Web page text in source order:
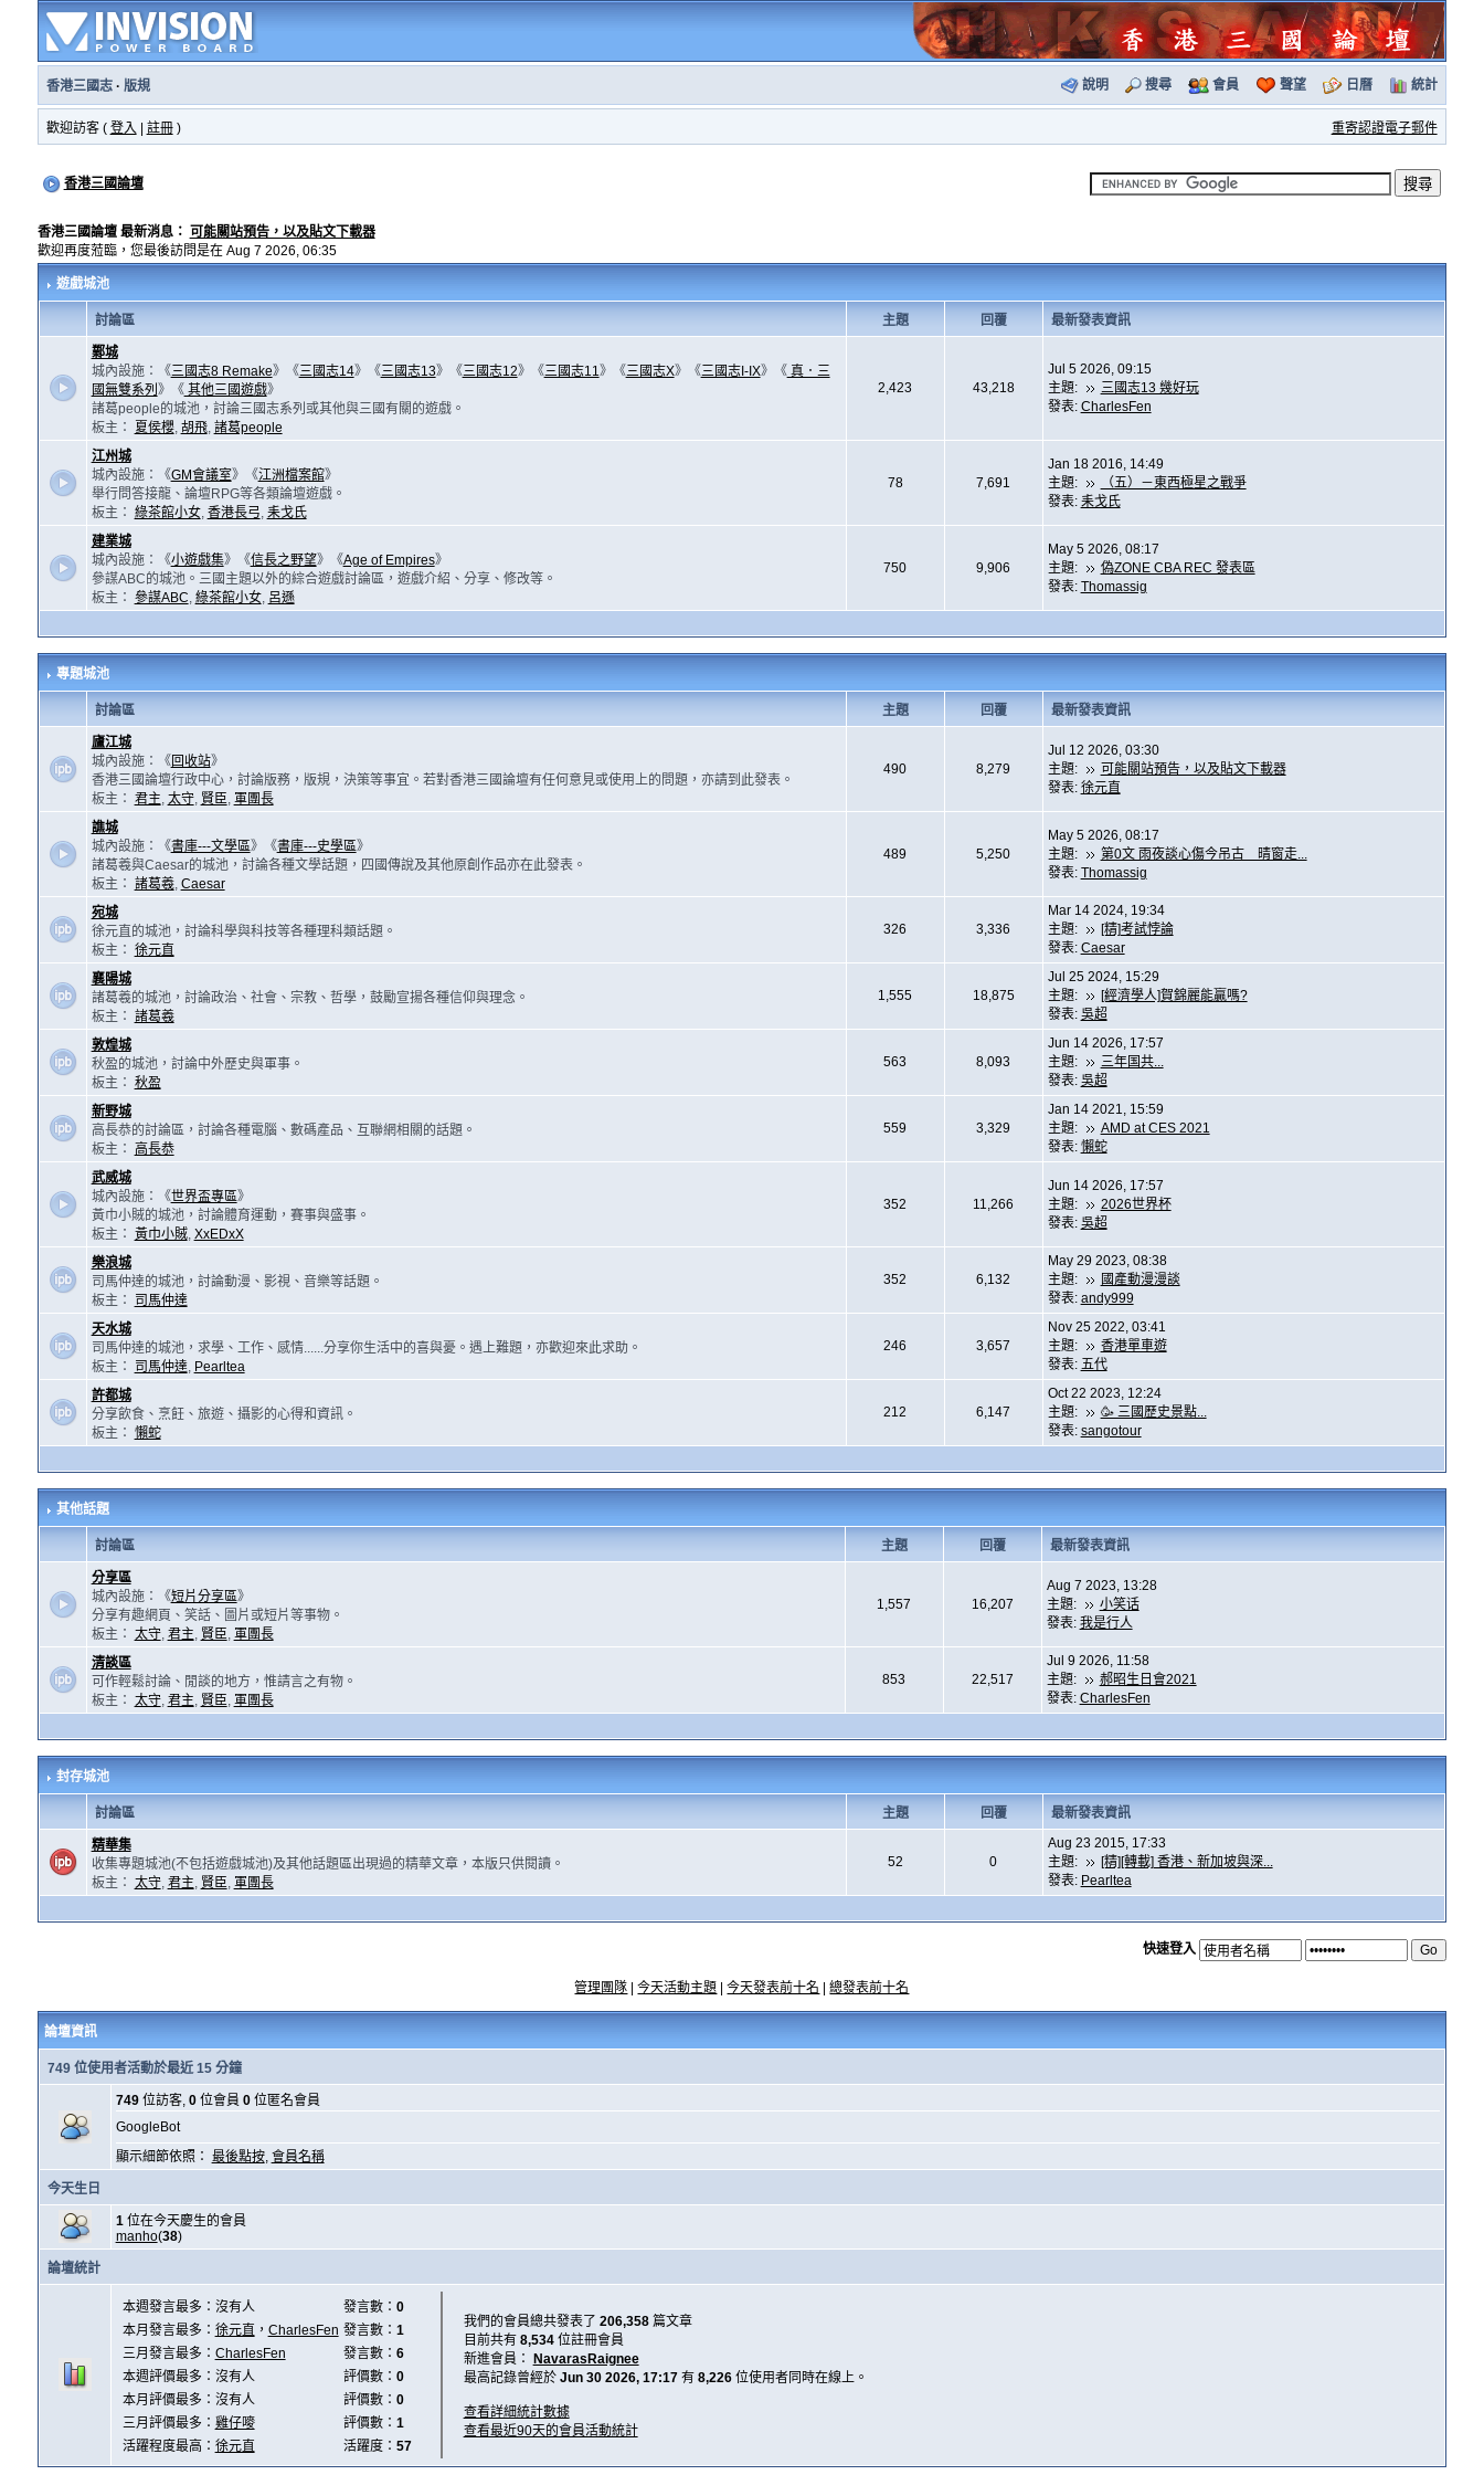
香港三國志· 版規 說明 搜尋 會員 聲望 日曆 統計
歡迎訪客 ( 登入 註冊) 重寄認證電子郵件
香港三國論壇
香港三國論壇 最新消息： 可能關站預告，以及貼文下載器
歡迎再度蒞臨，您最後訪問是在 Aug 7 2026, 06:35
遊戲城池
討論區 主題 回覆 最新發表資訊
鄴城
城內設施：《三國志8 Remake》《三國志14》《三國志13》《三國志12》《三國志11》《三國志X》《三國志I-IX》《真．三
國無雙系列 》《其他三國遊戲》
諸葛people的城池，討論三國志系列或其他與三國有關的遊戲。
板主：
夏侯櫻, 胡飛, 諸葛people
2,423 43,218
Jul 5 2026, 09:15
主題:
三國志13 幾好玩
發表: CharlesFen
江州城
城內設施：《GM會議室》《江洲檔案館》
舉行問答接龍、論壇RPG等各類論壇遊戲。
板主： 綠茶館小女, 香港長弓, 耒戈氏
78 7,691
Jan 18 2016, 14:49
主題:
（五）－東西極星之戰爭
發表: 耒戈氏
建業城
城內設施：《小遊戲集》《信長之野望》《Age of Empires》
參謀ABC的城池。三國主題以外的綜合遊戲討論區，遊戲介紹、分享、修改等。
板主： 參謀ABC, 綠茶館小女, 呂遜
750 9,906
May 5 2026, 08:17
主題:
偽ZONE CBA REC 發表區
發表: Thomassig
專題城池
討論區 主題 回覆 最新發表資訊
廬江城
城內設施：《回收站》
香港三國論壇行政中心，討論版務，版規，決策等事宜。若對香港三國論壇有任何意見或使用上的問題，亦請到此發表。
板主： 君主, 太守, 賢臣, 軍團長
490 8,279
Jul 12 2026, 03:30
主題:
可能關站預告，以及貼文下載器
發表: 徐元直
譙城
城內設施：《書庫---文學區》《書庫---史學區》
諸葛羲與Caesar的城池，討論各種文學話題，四國傳說及其他原創作品亦在此發表。
板主： 諸葛羲, Caesar
489 5,250
May 5 2026, 08:17
主題:
第0文 雨夜談心傷今吊古 晴窗走...
發表: Thomassig
宛城
徐元直的城池，討論科學與科技等各種理科類話題。
板主： 徐元直
326 3,336
Mar 14 2024, 19:34
主題:
[精]考試悖論
發表: Caesar
襄陽城
諸葛羲的城池，討論政治、社會、宗教、哲學，鼓勵宣揚各種信仰與理念。
板主： 諸葛羲
1,555 18,875
Jul 25 2024, 15:29
主題:
[經濟學人]賀錦麗能贏嗎?
發表: 吳超
敦煌城
秋盈的城池，討論中外歷史與軍事。
板主： 秋盈
563 8,093
Jun 14 2026, 17:57
主題:
三年国共...
發表: 吳超
新野城
高長恭的討論區，討論各種電腦、數碼產品、互聯網相關的話題。
板主：
高長恭
559 3,329
Jan 14 2021, 15:59
主題:
AMD at CES 2021
發表: 懶蛇
武威城
城內設施：《世界盃專區》
黃巾小賊的城池，討論體育運動，賽事與盛事。
板主： 黃巾小賊, XxEDxX
352 11,266
Jun 14 2026, 17:57
主題:
2026世界杯
發表: 吳超
樂浪城
司馬仲達的城池，討論動漫、影視、音樂等話題。
板主：
司馬仲達
352 6,132
May 29 2023, 08:38
主題:
國產動漫漫談
發表: andy999
天水城
司馬仲達的城池，求學、工作、感情......分享你生活中的喜與憂。遇上難題，亦歡迎來此求助。
板主：
司馬仲達, Pearltea
246 3,657
Nov 25 2022, 03:41
主題:
香港單車遊
發表: 五代
許都城
分享飲食、烹飪、旅遊、攝影的心得和資訊。
板主： 懶蛇
212 6,147
Oct 22 2023, 12:24
主題:
🥳 三國歷史景點...
發表: sangotour
其他話題
討論區 主題 回覆 最新發表資訊
分享區
城內設施：《短片分享區》
分享有趣網頁、笑話、圖片或短片等事物。
板主： 太守, 君主, 賢臣, 軍團長
1,557 16,207
Aug 7 2023, 13:28
主題:
小笑话
發表: 我是行人
清談區
可作輕鬆討論、閒談的地方，惟請言之有物。
板主： 太守, 君主, 賢臣, 軍團長
853 22,517
Jul 9 2026, 11:58
主題:
郝昭生日會2021
發表: CharlesFen
封存城池
討論區 主題 回覆 最新發表資訊
精華集
收集專題城池(不包括遊戲城池)及其他話題區出現過的精華文章，本版只供閱讀。
板主： 太守, 君主, 賢臣, 軍團長
52 0
Aug 23 2015, 17:33
主題:
[精][轉載] 香港、新加坡與深...
發表: Pearltea
快速登入
管理團隊 |今天活動主題 |今天發表前十名 |總發表前十名
論壇資訊
749 位使用者活動於最近 15 分鐘
749位訪客, 0位會員 0位匿名會員
GoogleBot
顯示細節依照： 最後點按, 會員名稱
今天生日
1位在今天慶生的會員
manho(38)
論壇統計
本週發言最多：沒有人 發言數： 0
本月發言最多： 徐元直 ， CharlesFen 發言數： 1
三月發言最多： CharlesFen 發言數： 6
本週評價最多：沒有人
評價數： 0
本月評價最多：沒有人
評價數： 0
三月評價最多： 雞仔嘜 評價數： 1
活躍程度最高： 徐元直 活躍度： 57
我們的會員總共發表了 206,358篇文章
目前共有 8,534位註冊會員
新進會員： NavarasRaignee
最高記錄曾經於 Jun 30 2026, 17:17 有 8,226位使用者同時在線上。
查看詳細統計數據
查看最近90天的會員活動統計